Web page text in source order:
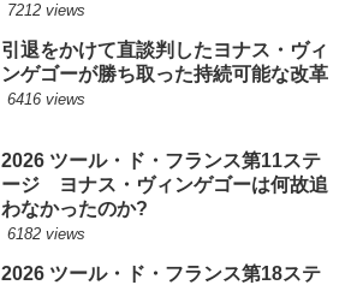
7212 views
引退をかけて直談判したヨナス・ヴィ
ンゲゴーが勝ち取った持続可能な改革
6416 views
2026 ツール・ド・フランス第11ステ
ージ ヨナス・ヴィンゲゴーは何故追
わなかったのか?
6182 views
2026 ツール・ド・フランス第18ステ